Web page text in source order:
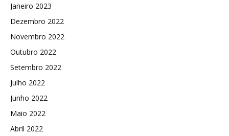
Janeiro 2023
Dezembro 2022
Novembro 2022
Outubro 2022
Setembro 2022
Julho 2022
Junho 2022
Maio 2022
Abril 2022